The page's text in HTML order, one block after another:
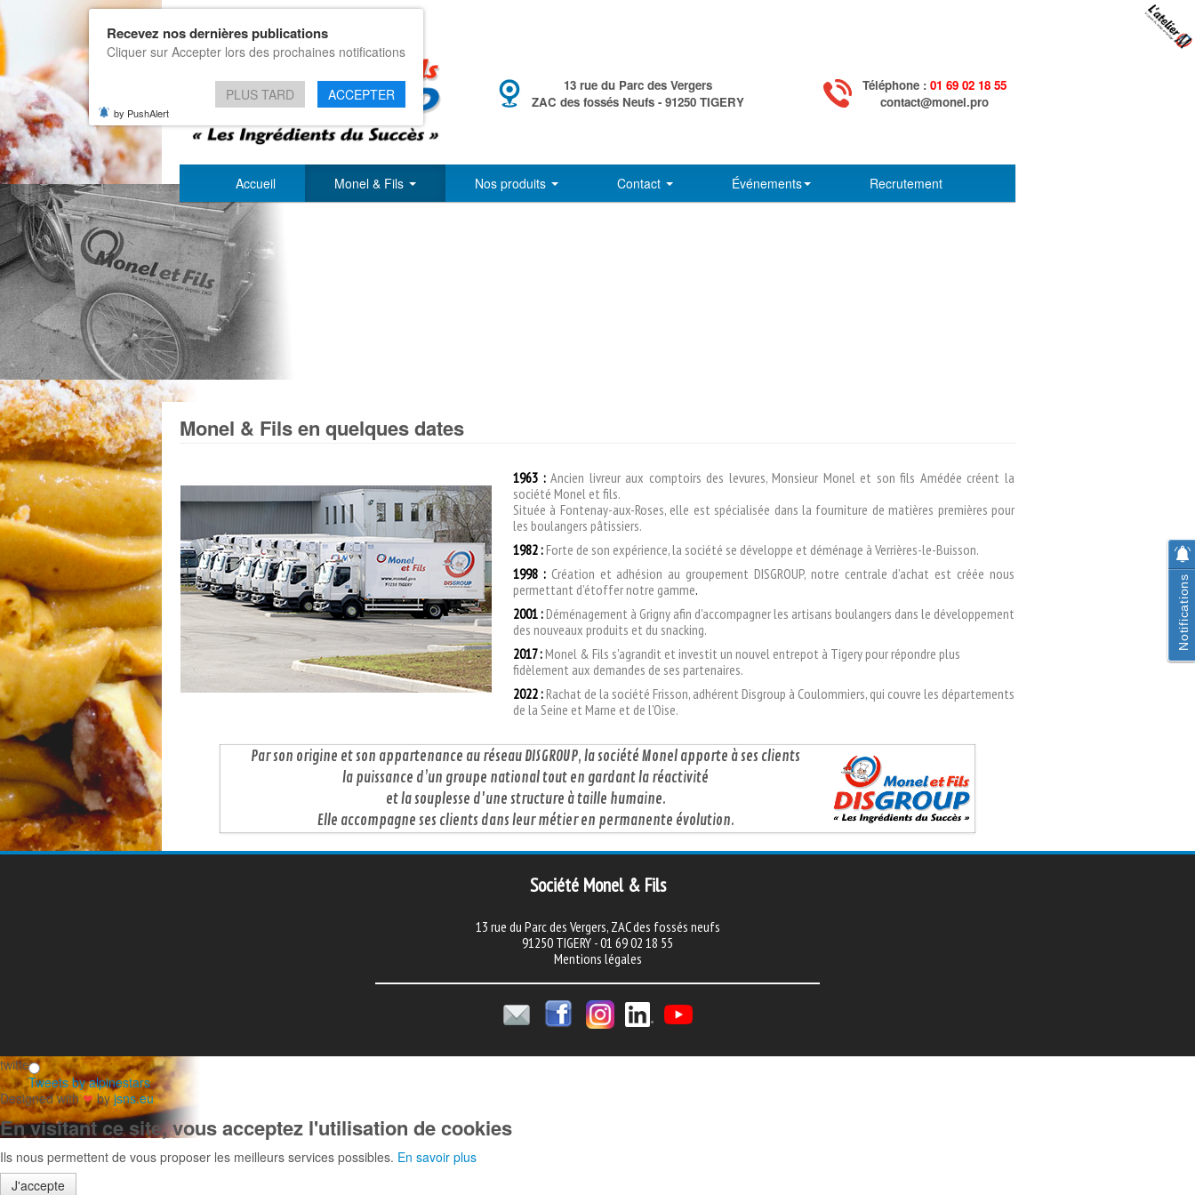
13 rue du Parc des Vergers
ZAC des fossés Neufs - 91250 TIGERY
Téléphone : 01 69 02 18 55
contact@monel.pro
Accueil Monel & Fils Nos produits Contact Événements Recrutement
Monel & Fils en quelques dates
1963 :Ancien livreur aux comptoirs des levures, Monsieur Monel et son fils Amédée créent la
société Monel et fils.
Située à Fontenay-aux-Roses, elle est spécialisée dans la fourniture de matières premières pour
les boulangers pâtissiers.
1982 :Forte de son expérience, la société se développe et déménage à Verrières-le-Buisson.
1998 : Création et adhésion au groupement DISGROUP, notre centrale d’achat est créée nous
permettant d’étoffer notre gamme.
2001 :Déménagement à Grigny afin d’accompagner les artisans boulangers dans le développement
des nouveaux produits et du snacking.
2017 :Monel & Fils s'agrandit et investit un nouvel entrepot à Tigery pour répondre plus
fidèlement aux demandes de ses partenaires.
2022 :Rachat de la société Frisson, adhérent Disgroup à Coulommiers, qui couvre les départements
de la Seine et Marne et de l'Oise.
Par son origine et son appartenance au réseau DISGROUP, la société Monel apporte à ses clients
la puissance d’un groupe national tout en gardant la réactivité
et la souplesse d'une structure à taille humaine.
Elle accompagne ses clients dans leur métier en permanente évolution.
Société Monel & Fils
13 rue du Parc des Vergers, ZAC des fossés neufs
91250 TIGERY - 01 69 02 18 55
Mentions légales
twitter
Tweets by alpinestars
Designed with❤byjsns.eu
En visitant ce site, vous acceptez l'utilisation de cookies
Ils nous permettent de vous proposer les meilleurs services possibles. En savoir plus
J'accepte
Notifications
Recevez nos dernières publications
Cliquer sur Accepter lors des prochaines notifications
PLUS TARD ACCEPTER
by PushAlert